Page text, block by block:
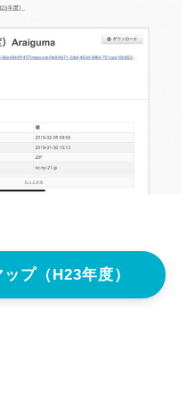
プ（H23年度）